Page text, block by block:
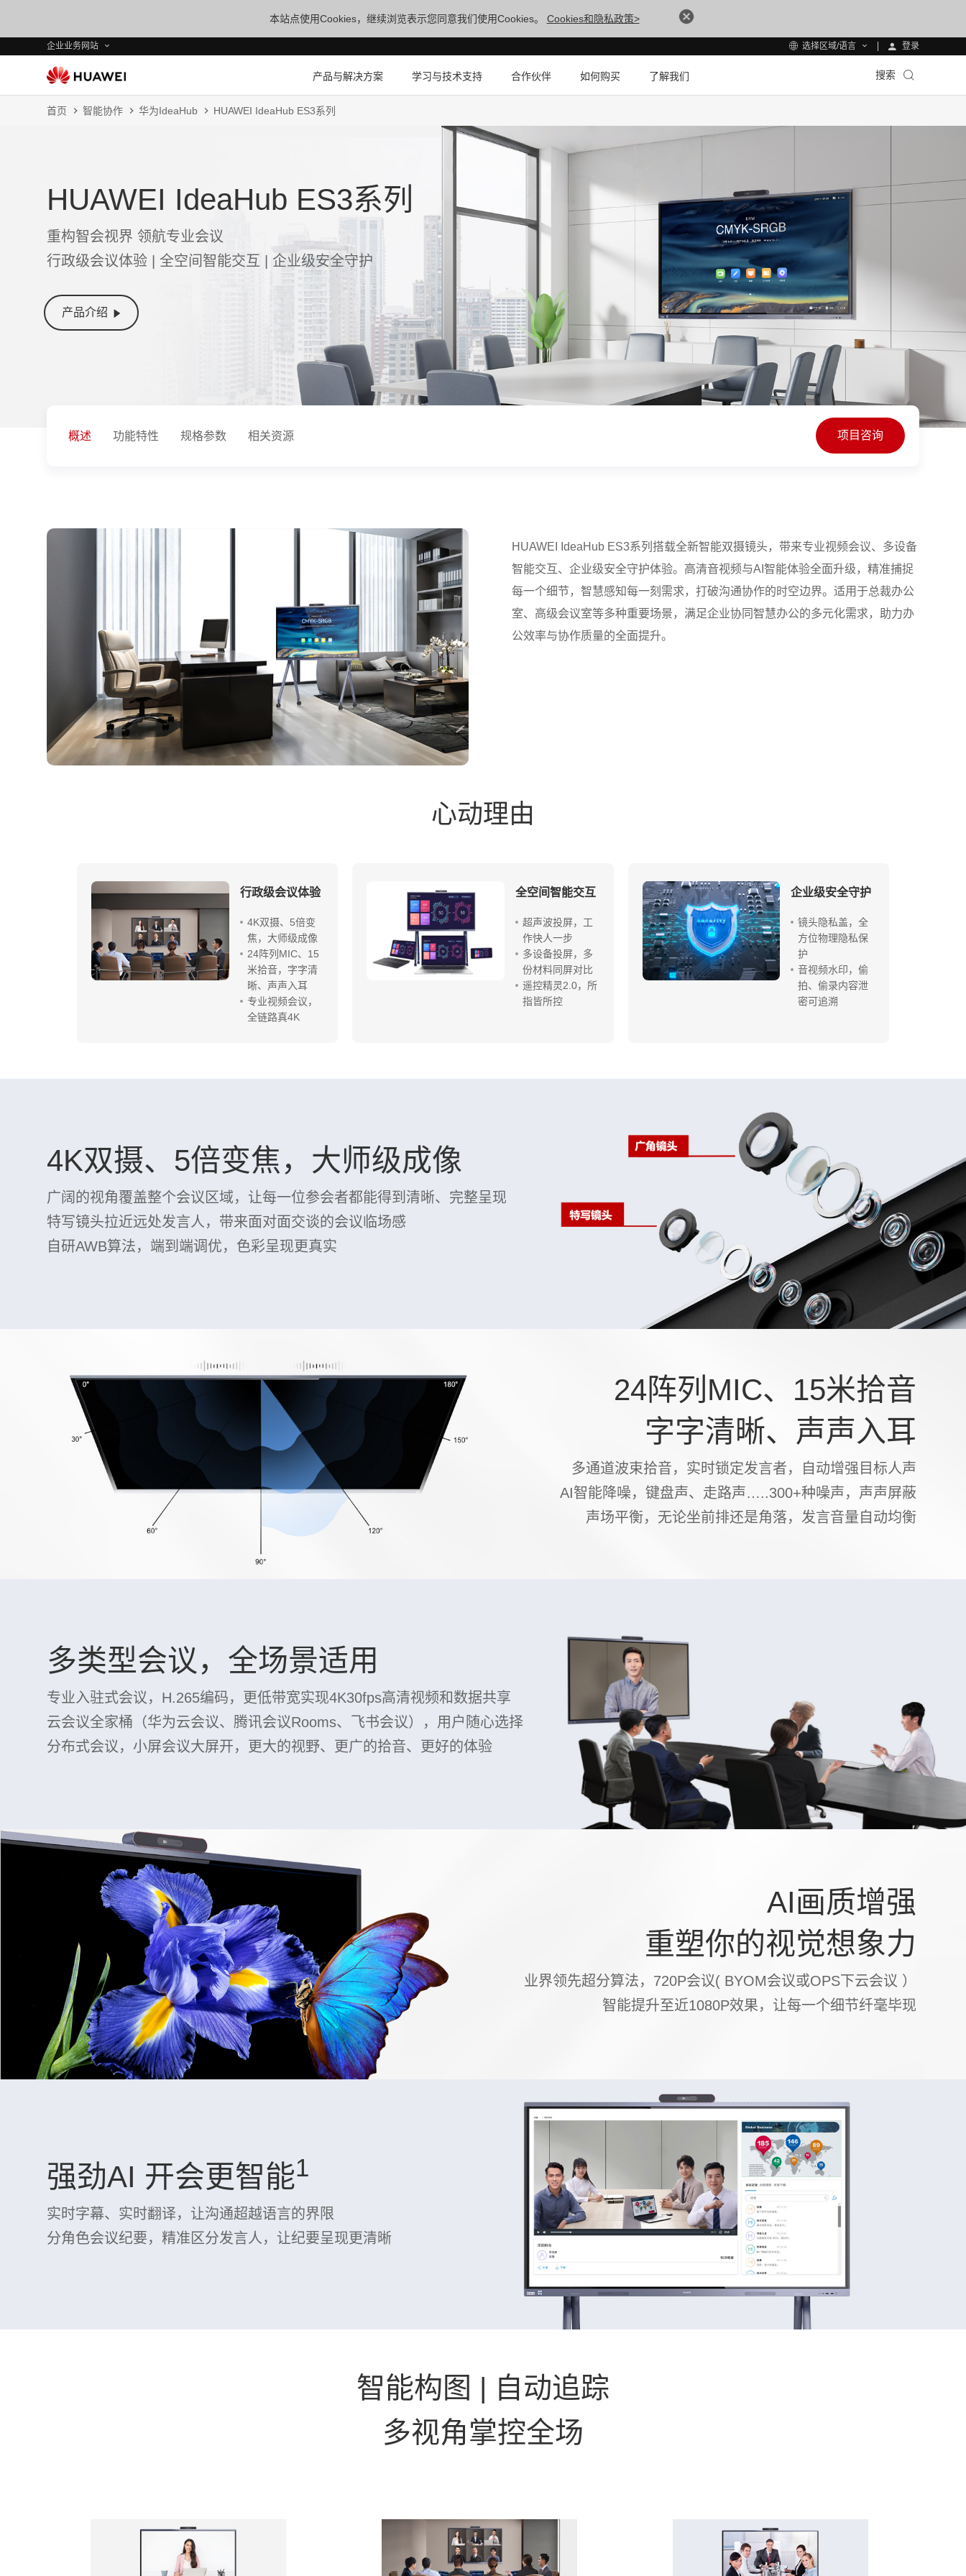
本站点使用Cookies，继续浏览表示您同意我们使用Cookies。 Cookies和隐私政策>
企业业务网站 选择区域/语言 登录
产品与解决方案 学习与技术支持 合作伙伴 如何购买 了解我们 搜索
首页 智能协作 华为IdeaHub HUAWEI IdeaHub ES3系列
HUAWEI IdeaHub ES3系列
重构智会视界 领航专业会议
行政级会议体验 | 全空间智能交互 | 企业级安全守护
产品介绍
概述 功能特性 规格参数 相关资源 项目咨询
HUAWEI IdeaHub ES3系列搭载全新智能双摄镜头，带来专业视频会议、多设备
智能交互、企业级安全守护体验。高清音视频与AI智能体验全面升级，精准捕捉
每一个细节，智慧感知每一刻需求，打破沟通协作的时空边界。适用于总裁办公
室、高级会议室等多种重要场景，满足企业协同智慧办公的多元化需求，助力办
公效率与协作质量的全面提升。
心动理由
行政级会议体验
4K双摄、5倍变
焦，大师级成像
24阵列MIC、15
米拾音，字字清
晰、声声入耳
专业视频会议，
全链路真4K
全空间智能交互
超声波投屏，工
作快人一步
多设备投屏，多
份材料同屏对比
遥控精灵2.0，所
指皆所控
企业级安全守护
镜头隐私盖，全
方位物理隐私保
护
音视频水印，偷
拍、偷录内容泄
密可追溯
4K双摄、5倍变焦，大师级成像
广阔的视角覆盖整个会议区域，让每一位参会者都能得到清晰、完整呈现
特写镜头拉近远处发言人，带来面对面交谈的会议临场感
自研AWB算法，端到端调优，色彩呈现更真实
24阵列MIC、15米拾音
字字清晰、声声入耳
多通道波束拾音，实时锁定发言者，自动增强目标人声
AI智能降噪，键盘声、走路声…..300+种噪声，声声屏蔽
声场平衡，无论坐前排还是角落，发言音量自动均衡
多类型会议，全场景适用
专业入驻式会议，H.265编码，更低带宽实现4K30fps高清视频和数据共享
云会议全家桶（华为云会议、腾讯会议Rooms、飞书会议），用户随心选择
分布式会议，小屏会议大屏开，更大的视野、更广的拾音、更好的体验
AI画质增强
重塑你的视觉想象力
业界领先超分算法，720P会议( BYOM会议或OPS下云会议 ）
智能提升至近1080P效果，让每一个细节纤毫毕现
强劲AI 开会更智能1
实时字幕、实时翻译，让沟通超越语言的界限
分角色会议纪要，精准区分发言人，让纪要呈现更清晰
智能构图 | 自动追踪
多视角掌控全场